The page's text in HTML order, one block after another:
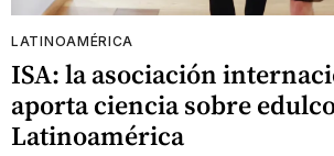
LATINOAMÉRICA
ISA: la asociación
aporta ciencia sobre
Latinoamérica